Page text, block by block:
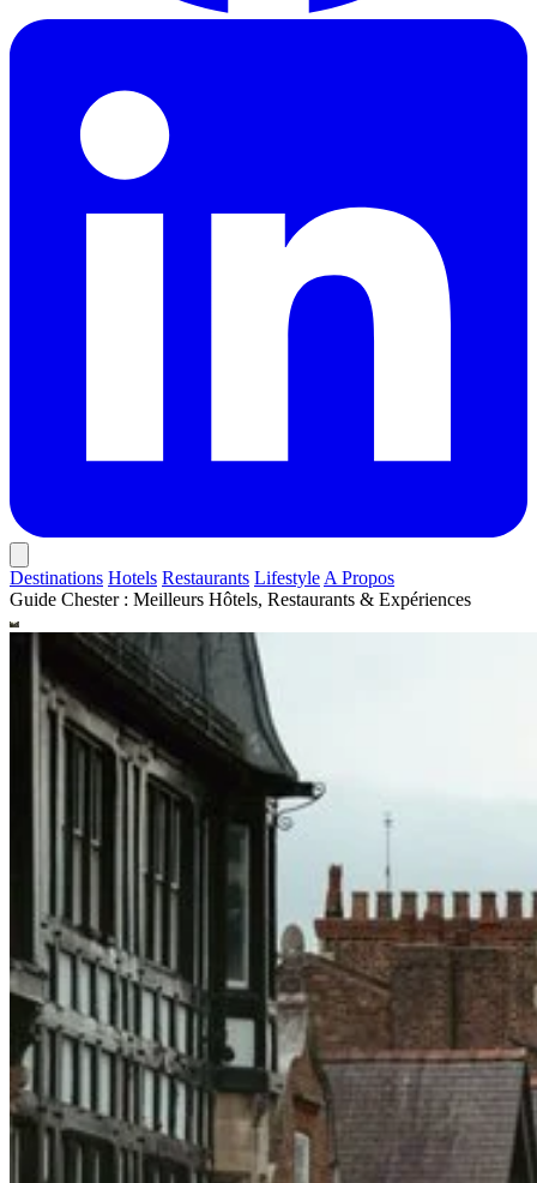
Destinations Hotels Restaurants Lifestyle A Propos
Guide Chester : Meilleurs Hôtels, Restaurants & Expériences